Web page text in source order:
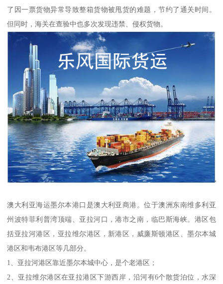
了因一票货物异常导致整箱货物被甩货的难题，节约了通关时间。
但同时，海关在查验中也多次发现违禁、侵权货物。
澳大利亚海运墨尔本港口是澳大利亚商港。位于澳洲东南维多利亚
州波特菲利普湾顶端、亚拉河口，港市之南，临巴斯海峡。港区包
括亚拉河港区，亚拉维尔港区，新港区，威廉斯顿港区、墨尔本城
港区和韦布港区等几部分。
1、亚拉河港区靠近墨尔本城中心，是个老港区；
2、亚拉维尔港区在亚拉港区下游西岸，沿河有6个散货泊位，水深